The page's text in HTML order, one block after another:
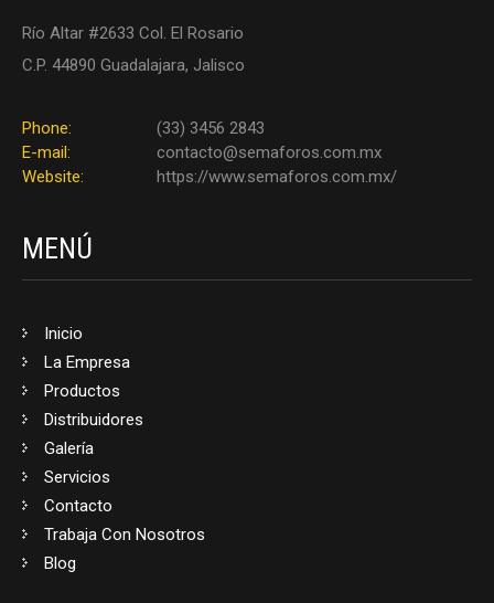
Río Altar #2633 Col. El Rosario
C.P. 44890 Guadalajara, Jalisco
Phone:
(33) 3456 2843
E-mail:
contacto@semaforos.com.mx
Website:
https://www.semaforos.com.mx/
MENÚ
Inicio
La Empresa
Productos
Distribuidores
Galería
Servicios
Contacto
Trabaja Con Nosotros
Blog